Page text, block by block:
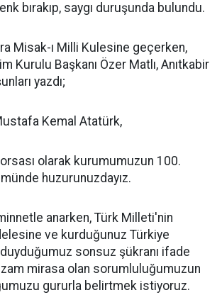
bırakıp, saygı duruşunda bulundu.
Misak-ı Milli Kulesine geçerken,
Kurulu Başkanı Özer Matlı, Anıtkabir
yazdı;
Kemal Atatürk,
olarak kurumumuzun 100.
huzurunuzdayız.
anarken, Türk Milleti'nin
ve kurduğunuz Türkiye
sonsuz şükranı ifade
mirasa olan sorumluluğumuzun
gururla belirtmek istiyoruz.